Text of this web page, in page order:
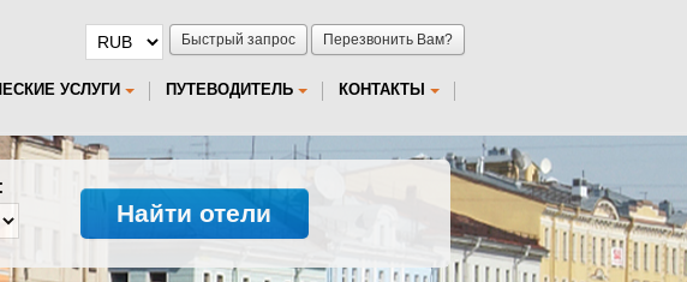
Быстрый запрос Перезвонить Вам?
УСЛУГИ ПУТЕВОДИТЕЛЬ КОНТАКТЫ
Найти отели